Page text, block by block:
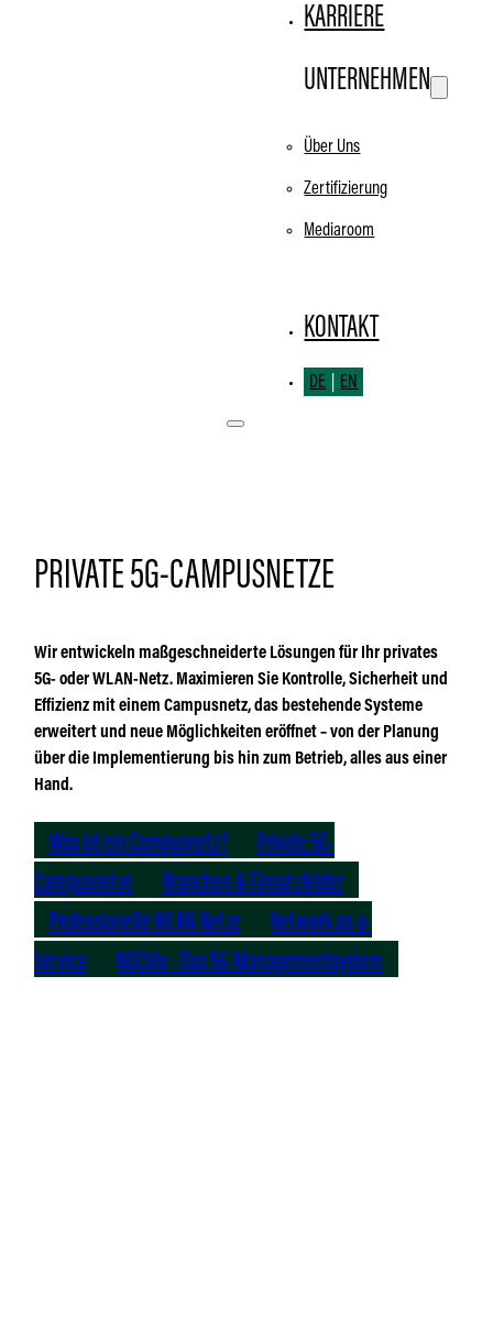
KARRIERE
UNTERNEHMEN
Über Uns
Zertifizierung
Mediaroom
KONTAKT
DE EN
PRIVATE 5G-CAMPUSNETZE
Wir entwickeln maßgeschneiderte Lösungen für Ihr privates
5G- oder WLAN-Netz. Maximieren Sie Kontrolle, Sicherheit und
Effizienz mit einem Campusnetz, das bestehende Systeme
erweitert und neue Möglichkeiten eröffnet – von der Planung
über die Implementierung bis hin zum Betrieb, alles aus einer
Hand.
Was ist ein Campusnetz?
Private 5G-
Campusnetze
Branchen & Einsatzfelder
Professionelle WLAN-Netze
Network-as-a-
Service
NOClite - Das 5G-Managementsystem